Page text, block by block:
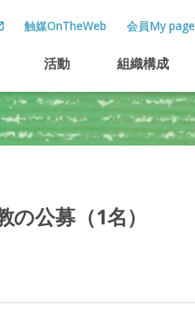
触媒OnTheWeb 会員My page
活動 組織構成
の公募（1名）